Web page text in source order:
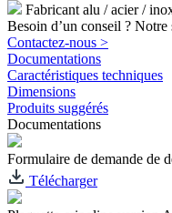
Fabricant alu / acier /
Besoin d’un conseil ?
Contactez-nous >
Documentations
Caractéristiques techniques
Dimensions
Produits suggérés
Documentations
Formulaire de demande de
Télécharger